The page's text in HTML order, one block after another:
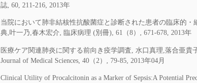
誌, 60, 211-216, 2013年
当院において肺非結核性抗酸菌症と診断された患者の臨床的
典,叶一乃,春木宏介, 臨床病理 (別冊), 61（8）, 671-678, 2013年
医療ケア関連肺炎に関する前向き疫学調査, 水口真理,落合亜
Journal of Medical Sciences, 40（2）, 79-85, 2013年04月
Clinical Utility of Procalcitonin as a Marker of Sepsis:A Potential